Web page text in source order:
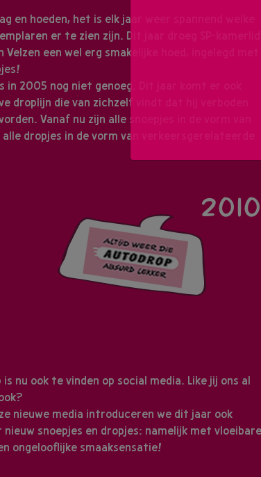
en hoeden, het is elk jaar weer spannend welke
er te zien zijn. Dit jaar droeg SP-kamerlid
Velzen een wel erg smakelijke hoed, ingelegd met
in 2005 nog niet genoeg. Dit jaar komt er ook
droplijn die van zichzelf vindt dat hij verboden
Vanaf nu zijn alle snoepjes in de vorm van
alle dropjes in de vorm van verkeersgerelateerde
2010
nu ook te vinden op social media. Like jij ons al
?
nieuwe media introduceren we dit jaar ook
nieuw snoepjes en dropjes: namelijk met vloeibare
ongelooflijke smaaksensatie!